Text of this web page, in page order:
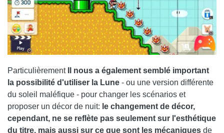
ParticulièrementIl nous a également semblé important
la possibilité d'utiliser la Lune - ou une version différente
du soleil maléfique - pour changer les scénarios et
proposer un décor de nuit: le changement de décor,
cependant, ne se reflète pas seulement sur l'esthétique
du titre, mais aussi sur ce que sont les mécaniques de